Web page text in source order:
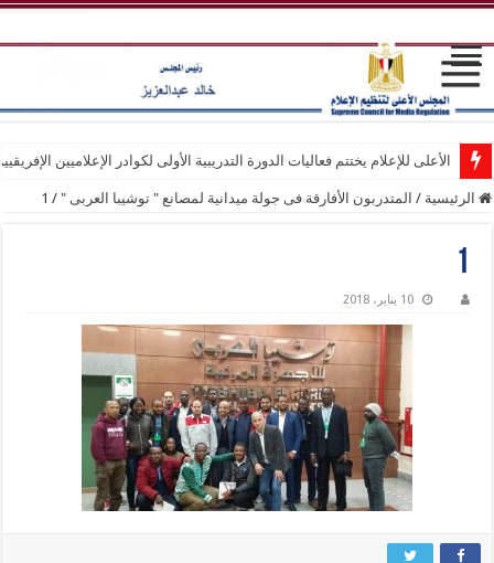
الأعلى للإعلام يختتم فعاليات الدورة التدريبية الأولى لكوادر الإعلاميين
الرئيسية / المتدربون الأفارقة فى جولة ميدانية لمصانع " توشيبا العربى " /
1
1
10 يناير، 2018